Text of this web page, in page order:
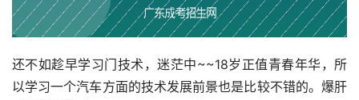
还不如趁早学习门技术，迷茫中~~18岁正值青春年华，所
以学习一个汽车方面的技术发展前景也是比较不错的。爆肝